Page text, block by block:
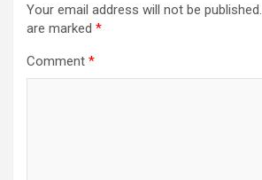
Your email address will not be published.
are marked *
Comment *